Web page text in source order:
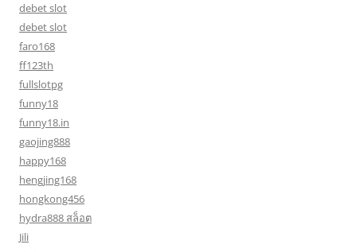
debet slot
debet slot
faro168
ff123th
fullslotpg
funny18
funny18.in
gaojing888
happy168
hengjing168
hongkong456
hydra888 สล็อต
Jili